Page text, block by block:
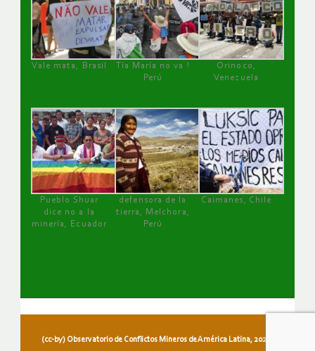
Vale mata, Brasil
Tía María no va !
Perú
Orinoco,
Venezuela
Pueblo Shuar
dice no a la
minería, Ecuador
defensora de la
tierra, Melchora,
Perú
Caimanes, Chile
(cc-by) Observatorio de Conflictos Mineros de América Latina, 2026